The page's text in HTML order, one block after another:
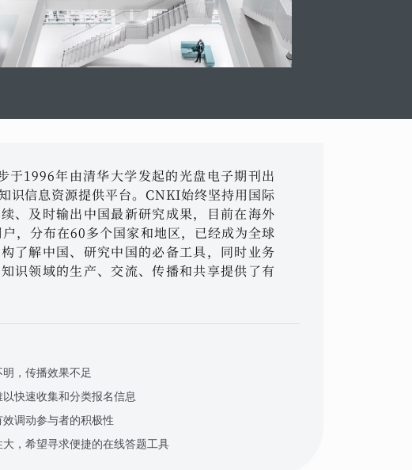
于1996年由清华大学发起的光盘电子期刊出
识信息资源提供平台。CNKI始终坚持用国际
、及时输出中国最新研究成果，目前在海外
，分布在60多个国家和地区，已经成为全球
了解中国、研究中国的必备工具，同时业务
识领域的生产、交流、传播和共享提供了有
，传播效果不足
快速收集和分类报名信息
调动参与者的积极性
，希望寻求便捷的在线答题工具